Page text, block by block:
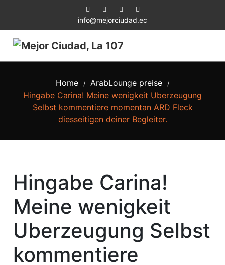
info@mejorciudad.ec
Home / ArabLounge preise /
Hingabe Carina! Meine wenigkeit Uberzeugung
Selbst kommentiere momentan ARD Fleck
diesseitigen deiner Begleiter.
Hingabe Carina!
Meine wenigkeit
Uberzeugung Selbst
kommentiere